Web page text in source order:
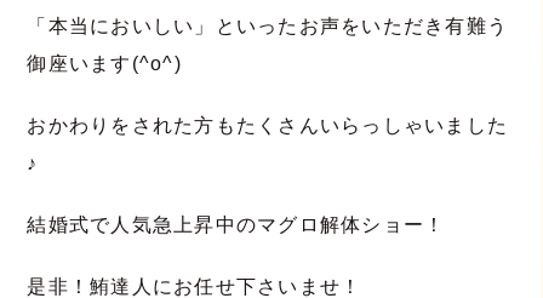
「本当においしい」といったお声をいただき有難う
御座います(^o^)
おかわりをされた方もたくさんいらっしゃいました
♪
結婚式で人気急上昇中のマグロ解体ショー！
是非！鮪達人にお任せ下さいませ！